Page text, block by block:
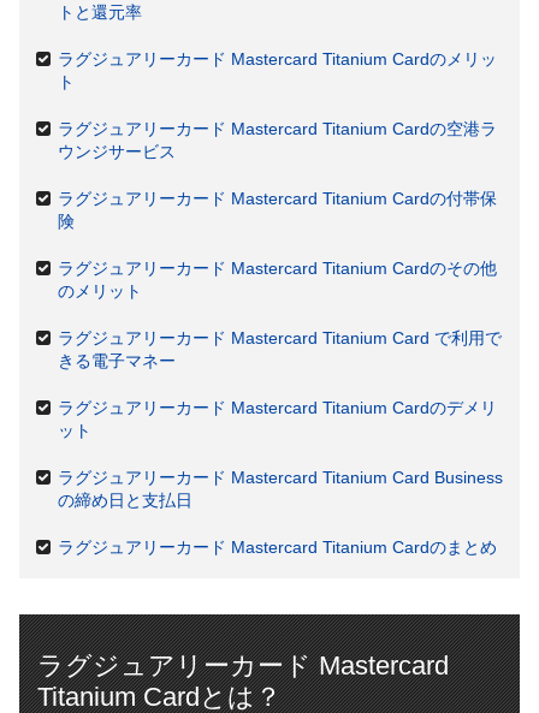
トと還元率
ラグジュアリーカード Mastercard Titanium Cardのメリッ
ト
ラグジュアリーカード Mastercard Titanium Cardの空港ラ
ウンジサービス
ラグジュアリーカード Mastercard Titanium Cardの付帯保
険
ラグジュアリーカード Mastercard Titanium Cardのその他
のメリット
ラグジュアリーカード Mastercard Titanium Card で利用で
きる電子マネー
ラグジュアリーカード Mastercard Titanium Cardのデメリ
ット
ラグジュアリーカード Mastercard Titanium Card Business
の締め日と支払日
ラグジュアリーカード Mastercard Titanium Cardのまとめ
ラグジュアリーカード Mastercard
Titanium Cardとは？